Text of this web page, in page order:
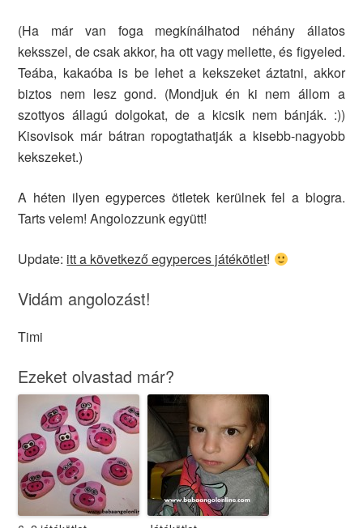
(Ha már van foga megkínálhatod néhány állatos
keksszel, de csak akkor, ha ott vagy mellette, és figyeled.
Teába, kakaóba is be lehet a kekszeket áztatni, akkor
biztos nem lesz gond. (Mondjuk én ki nem állom a
szottyos állagú dolgokat, de a kicsik nem bánják. :))
Kisovisok már bátran ropogtathatják a kisebb-nagyobb
kekszeket.)
A héten ilyen egyperces ötletek kerülnek fel a blogra.
Tarts velem! Angolozzunk együtt!
Update: itt a következő egyperces játékötlet!
Vidám angolozást!
Timi
Ezeket olvastad már?